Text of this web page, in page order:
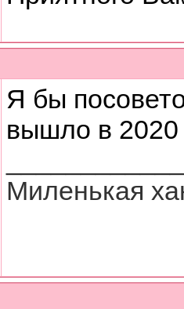
Я бы
вышло в 2020
Миленькая